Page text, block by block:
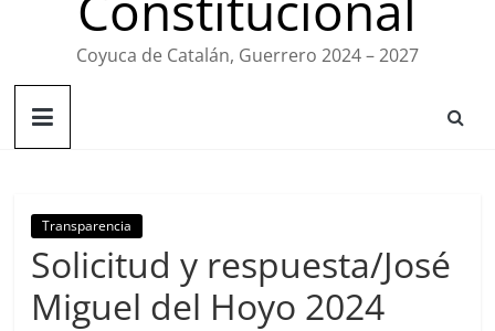
Coyuca de Catalán, Guerrero 2024 – 2027
Transparencia
Solicitud y respuesta/José
Miguel del Hoyo 2024